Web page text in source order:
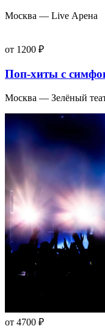
Москва — Live Арена
от 1200 ₽
Поп-хиты с
Москва — Зелёный
от 4700 ₽